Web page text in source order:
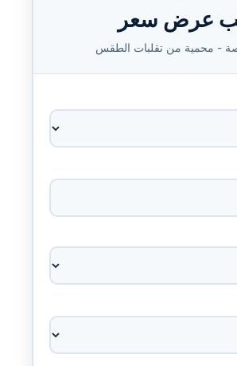
عرض سعر
- محمية من تقلبات الطقس